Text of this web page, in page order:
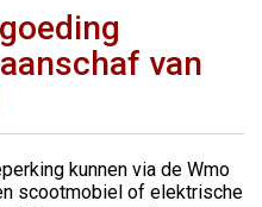
van
kunnen via de Wmo
scootmobiel of elektrische